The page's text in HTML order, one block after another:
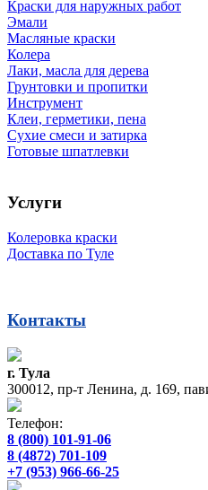
Краски для наружных работ
Эмали
Масляные краски
Колера
Лаки, масла для дерева
Грунтовки и пропитки
Инструмент
Клеи, герметики, пена
Сухие смеси и затирка
Готовые шпатлевки
Услуги
Колеровка краски
Доставка по Туле
Контакты
г. Тула
300012, пр-т Ленина, д. 169,
Телефон:
8 (800) 101-91-06
8 (4872) 701-109
+7 (953) 966-66-25